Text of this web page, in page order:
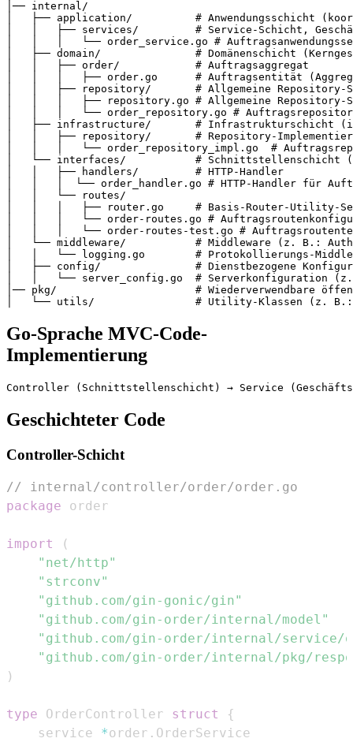
│── internal/
│   ├── application/          # Anwendungsschicht
│   │   ├── services/         # Service-Schicht,
│   │   │   └── order_service.go #
│   ├── domain/               # Domänenschicht
│   │   ├── order/            # Auftragsaggregat
│   │   │   ├── order.go      # Auftragsentität
│   │   ├── repository/       # Allgemeine Repository-
│   │   │   ├── repository.go # Allgemeine Repository-
│   │   │   └── order_repository.go #
│   ├── infrastructure/       # Infrastrukturschicht
│   │   ├── repository/       # Repository-
│   │   │   └── order_repository_impl.go  #
│   └── interfaces/           # Schnittstellenschicht
│   │   ├── handlers/         # HTTP-Handler
│   │   │  └── order_handler.go # HTTP-Handler für
│   │   └── routes/
│   │   │   ├── router.go     # Basis-Router-Utility-
│   │   │   └── order-routes.go #
│   │   │   └── order-routes-test.go #
│   └── middleware/           # Middleware (z. B.:
│   │   └── logging.go        # Protokollierungs-
│   ├── config/               # Dienstbezogene
│   │   └── server_config.go  # Serverkonfiguration
│── pkg/                      # Wiederverwendbare
Go-Sprache MVC-Code-
Implementierung
Geschichteter Code
Controller-Schicht
// internal/controller/order/order.go
package
import
(
"net/http"
"strconv"
"github.com/gin-gonic/gin"
"github.com/gin-order/internal/model"
"github.com/gin-order/internal/service/
"github.com/gin-order/internal/pkg/
)
type OrderController struct
{
    service
*order .